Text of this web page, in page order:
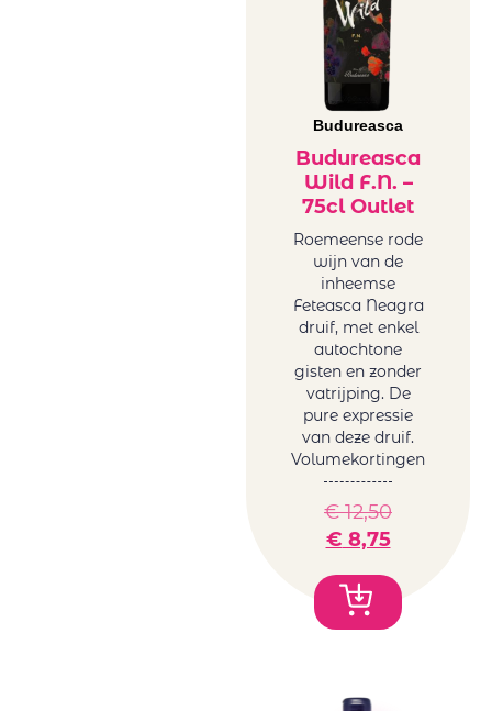
Budureasca
Budureasca
Wild F.N. –
75cl Outlet
Roemeense rode
wijn van de
inheemse
Feteasca Neagra
druif, met enkel
autochtone
gisten en zonder
vatrijping. De
pure expressie
van deze druif.
Volumekortingen
€12,50
€ 8,75